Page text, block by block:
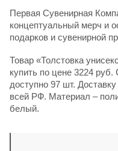
Первая Сувенирная
концептуальный мерч и
подарков и сувенирной
Товар «Толстовка
купить по цене 3224
доступно 97 шт.
всей РФ. Материал –
белый.